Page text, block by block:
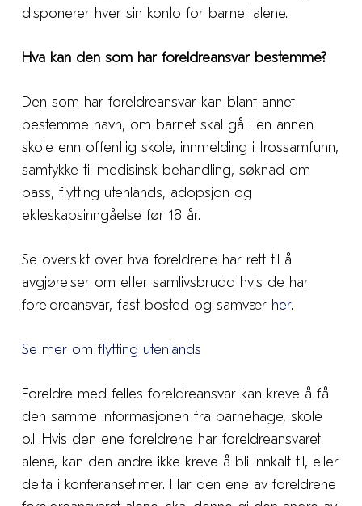
disponerer hver sin konto for barnet alene.
Hva kan den som har foreldreansvar bestemme?
Den som har foreldreansvar kan blant annet
bestemme navn, om barnet skal gå i en annen
skole enn offentlig skole, innmelding i trossamfunn,
samtykke til medisinsk behandling, søknad om
pass, flytting utenlands, adopsjon og
ekteskapsinngåelse før 18 år.
Se oversikt over hva foreldrene har rett til å
avgjørelser om etter samlivsbrudd hvis de har
foreldreansvar, fast bosted og samvær her.
Se mer om flytting utenlands
Foreldre med felles foreldreansvar kan kreve å få
den samme informasjonen fra barnehage, skole
o.l. Hvis den ene foreldrene har foreldreansvaret
alene, kan den andre ikke kreve å bli innkalt til, eller
delta i konferansetimer. Har den ene av foreldrene